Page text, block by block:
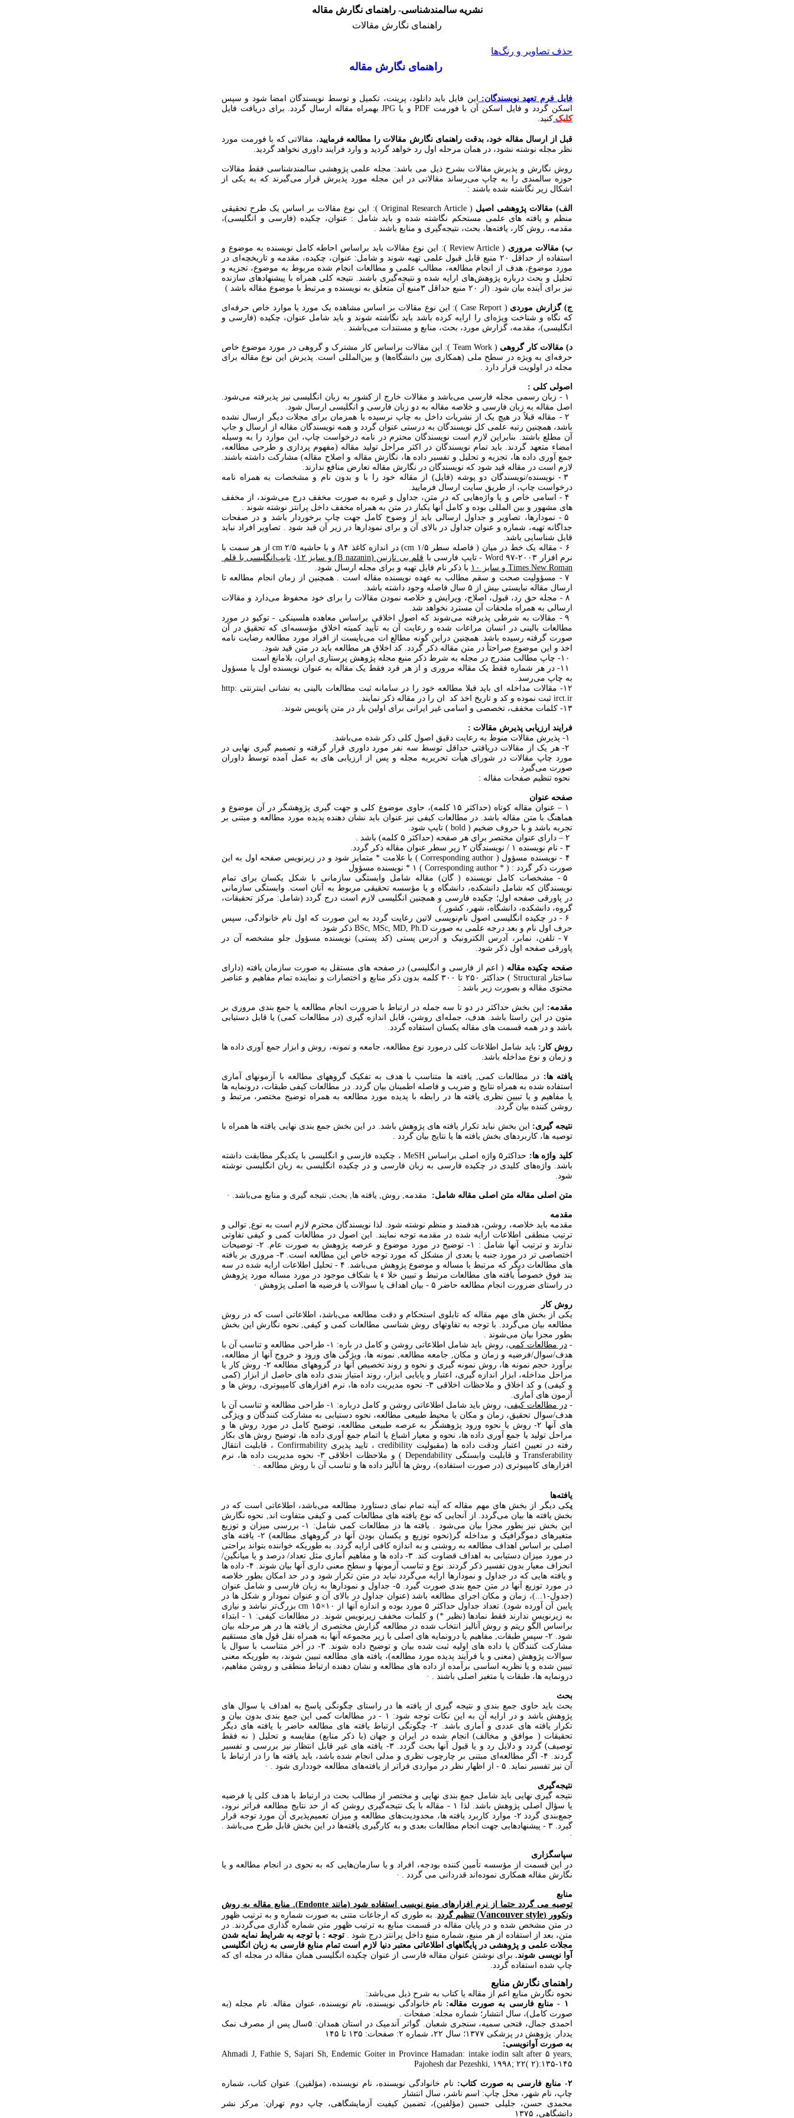
نشریه سالمندشناسی- راهنمای نگارش مقاله
راهنمای نگارش مقالات
حذف تصاویر و رنگ‌ها
راهنمای نگارش مقاله
فایل فرم تعهد نویسندگان:
این فایل باید دانلود، پرینت، تکمیل و توسط نویسندگان امضا شود و سپس
اسکن گردد و فایل اسکن آن با فورمت PDF و یا JPG بهمراه مقاله ارسال گردد. برای دریافت فایل
کلیک کنید.
قبل از ارسال مقاله خود، بدقت راهنمای نگارش مقالات را مطالعه فرمایید، مقالاتی که با فورمت مورد
نظر مجله نوشته نشود، در همان مرحله اول رد خواهد گردید و وارد فرایند داوری نخواهد گردید.
روش نگارش و پذیرش مقالات بشرح ذیل می باشد: مجله علمی پژوهشی سالمندشناسی فقط مقالات
حوزه سالمندی را به چاپ می‌رساند مقالاتی در این مجله مورد پذیرش قرار می‌گیرند که به یکی از
اشکال زیر نگاشته شده باشند :
الف) مقالات پژوهشی اصیل
( Original Research Article ): این نوع مقالات بر اساس یک طرح تحقیقی
منظم و یافته های علمی مستحکم نگاشته شده و باید شامل : عنوان، چکیده (فارسی و انگلیسی)،
مقدمه، روش کار، یافته‌ها، بحث، نتیجه‌گیری و منابع باشند .
ب) مقالات مروری
( Review Article ): این نوع مقالات باید براساس احاطه کامل نویسنده به موضوع و
استفاده از حداقل ۲۰ منبع قابل قبول علمی تهیه شوند و شامل: عنوان، چکیده، مقدمه و تاریخچه‌ای در
مورد موضوع، هدف از انجام مطالعه، مطالب علمی و مطالعات انجام شده مربوط به موضوع، تجزیه و
تحلیل و بحث درباره پژوهش‌های ارایه شده و نتیجه‌گیری باشند. نتیجه کلی همراه با پیشنهادهای سازنده
نیز برای آینده بیان شود. (از ۲۰ منبع حداقل ۳منبع آن متعلق به نویسنده و مرتبط با موضوع مقاله باشد )
ج) گزارش موردی
( Case Report ): این نوع مقالات بر اساس مشاهده یک مورد یا موارد خاص حرفه‌ای
که نگاه و شناخت ویژه‌ای را ارایه کرده باشد باید نگاشته شوند و باید شامل عنوان، چکیده (فارسی و
انگلیسی)، مقدمه، گزارش مورد، بحث، منابع و مستندات می‌باشند .
د) مقالات کار گروهی
( Team Work ): این مقالات براساس کار مشترک و گروهی در مورد موضوع خاص
حرفه‌ای به ویژه در سطح ملی (همکاری بین دانشگاه‌ها) و بین‌المللی است. پذیرش این نوع مقاله برای
مجله در اولویت قرار دارد .
اصولی کلی :
۱ - زبان رسمی مجله فارسی می‌باشد و مقالات خارج از کشور به زبان انگلیسی نیز پذیرفته می‌شود.
اصل مقاله به زبان فارسی و خلاصه مقاله به دو زبان فارسی و انگلیسی ارسال شود.
۲ - مقاله قبلاً در هیچ یک از نشریات داخل به چاپ نرسیده یا همزمان برای مجلات دیگر ارسال نشده
باشد، همچنین رتبه علمی کل نویسندگان به درستی عنوان گردد و همه نویسندگان مقاله از ارسال و جاپ
آن مطلع باشند. بنابراین لازم است نویسندگان محترم در نامه درخواست چاپ، این موارد را به وسیله
امضاء متعهد گردند. باید تمام نویسندگان در اکثر مراحل تولید مقاله (مفهوم پردازی و طرحی مطالعه،
جمع آوری داده ها، تجزیه و تحلیل و تفسیر داده ها، نگارش مقاله و اصلاح مقاله) مشارکت داشته باشند.
لازم است در مقاله قید شود که نویسندگان در نگارش مقاله تعارض منافع ندارند.
۳ - نویسنده/نویسندگان دو پوشه (فایل) از مقاله خود را با و بدون نام و مشخصات به همراه نامه
درخواست چاپ، از طریق سایت ارسال فرمایید.
۴ - اسامی خاص و یا واژه‌هایی که در متن، جداول و غیره به صورت مخفف درج می‌شوند، از مخفف
های مشهور و بین المللی بوده و کامل آنها یکبار در متن به همراه مخفف داخل پرانتز نوشته شوند .
۵ - نمودارها، تصاویر و جداول ارسالی باید از وضوح کامل جهت چاپ برخوردار باشد و در صفحات
جداگانه تهیه، شماره و عنوان جداول در بالای آن و برای نمودارها در زیر آن قید شود . تصاویر افراد نباید
قابل شناسایی باشد.
۶ - مقاله یک خط در میان ( فاصله سطر cm ۱/۵) در اندازه کاغذ A۴ و با حاشیه cm ۲/۵ از هر سمت با
نرم‌ افزار ۲۰۰۳-۹۷ Word - تایپ فارسی با
قلم بی نازنین (B nazanin) و سایز ۱۲ ، تایپ‌انگلیسی با قلم ‏
Times New Roman و سایز ۱۰
با ذکر نام فایل تهیه و برای مجله ارسال شود.
۷ - مسؤولیت صحت و سقم مطالب به عهده نویسنده مقاله است . همچنین از زمان انجام مطالعه تا
ارسال مقاله نبایستی بیش از ۵ سال فاصله وجود داشته باشد.
۸ - مجله حق رد، قبول، اصلاح، ویرایش و خلاصه نمودن مقالات را برای خود محفوظ می‌دارد و مقالات
ارسالی به همراه ملحقات آن مسترد نخواهد شد.
۹ - مقالات به شرطی پذیرفته می‌شوند که اصول اخلاقی براساس معاهده هلسینکی - توکیو در مورد
مطالعات بالینی در انسان مراعات شده و رعایت آن به تأیید کمیته اخلاق مؤسسه‌ای که تحقیق در آن
صورت گرفته رسیده باشد. همچنین دراین گونه مطالع ات می‌بایست از افراد مورد مطالعه رضایت نامه
اخذ و این موضوع صراحتأ در متن مقاله ذکر گردد. کد اخلاق هر مطالعه باید در متن قید شود.
۱۱- در هر شماره فقط یک مقاله مروری و از هر فرد فقط یک مقاله به عنوان نویسنده اول یا مسؤول
به چاپ می‌رسد.
۱۲- مقالات مداخله ای باید قبلا مطالعه خود را در سامانه ثبت مطالعات بالینی به نشانی اینترنتی http:
irct.ir ثبت نموده و کد و تاریخ اخذ کد ان را در مقاله ذکر نمایند.
۱۳- کلمات مخفف، تخصصی و اسامی غیر ایرانی برای اولین بار در متن پانویس شوند.
فرایند ارزیابی پذیرش مقالات :
۲- هر یک از مقالات دریافتی حداقل توسط سه نفر مورد داوری قرار گرفته و تصمیم گیری نهایی در
مورد چاپ مقالات در شورای هیأت تحریریه مجله و پس از ارزیابی های به عمل آمده توسط داوران
صورت می‌گیرد.
نحوه تنظیم صفحات مقاله :
صفحه عنوان
۱ – عنوان مقاله کوتاه (حداکثر ۱۵ کلمه)، حاوی موضوع کلی و جهت گیری پژوهشگر در آن موضوع و
هماهنگ با متن مقاله باشد. در مطالعات کیفی نیز عنوان باید نشان دهنده پدیده مورد مطالعه و مبتنی بر
تجربه باشد و با حروف ضخیم ( bold ) تایپ شود.
۴ - نویسنده مسؤول ( Corresponding author ) با علامت * متمایز شود و در زیرنویس صفحه اول به این
صورت ذکر گردد : ( * Corresponding author ) ۱ * نویسنده مسؤول
۵ - مشخصات کامل نویسنده ( گان) مقاله شامل وابستگی سازمانی با شکل یکسان برای تمام
نویسندگان که شامل دانشکده، دانشگاه و یا مؤسسه تحقیقی مربوط به آنان است. وابستگی سازمانی
در پاورقی صفحه اول؛ چکیده فارسی و همچنین انگلیسی لازم است درج گردد (شامل: مرکز تحقیقات،
گروه، دانشکده، دانشگاه، شهر، کشور.)
۶ - در چکیده انگلیسی اصول نام‌نویسی لاتین رعایت گردد به این صورت که اول نام خانوادگی، سپس
حرف اول نام و بعد درجه علمی به صورت BSc, MSc, MD, Ph.D ذکر شود.
۷ - تلفن، نمابر، آدرس الکترونیک و آدرس پستی (کد پستی) نویسنده مسؤول جلو مشخصه آن در
پاورقی صفحه اول ذکر شود.
صفحه چکیده مقاله ( اعم از فارسی و انگلیسی) در صفحه های مستقل به صورت سازمان یافته (دارای
ساختار Structural ) حداکثر ۲۵۰ تا ۳۰۰ کلمه بدون ذکر منابع و اختصارات و نماینده تمام مفاهیم و عناصر
محتوی مقاله و بصورت زیر باشد :
مقدمه: این بخش حداکثر در دو تا سه جمله در ارتباط با ضرورت انجام مطالعه یا جمع بندی مروری بر
متون در این راستا باشد. هدف، جمله‌ای روشن، قابل اندازه گیری (در مطالعات کمی) یا قابل دستیابی
باشد و در همه قسمت های مقاله یکسان استفاده گردد.
روش کار: باید شامل اطلاعات کلی درمورد نوع مطالعه، جامعه و نمونه، روش و ابزار جمع آوری داده ها
و زمان و نوع مداخله باشد.
یافته ها: در مطالعات کمی, یافته ها متناسب با هدف به تفکیک گروههای مطالعه با آزمونهای آماری
استفاده شده به همراه نتایج و ضریب و فاصله اطمینان بیان گردد. در مطالعات کیفی طبقات، درونمایه ها
یا مفاهیم و یا تبیین نظری یافته ها در رابطه با پدیده مورد مطالعه به همراه توضیح مختصر، مرتبط و
روشن کننده بیان گردد.
نتیجه گیری: این بخش نباید تکرار یافته های پژوهش باشد. در این بخش جمع بندی نهایی یافته ها همراه با
توصیه ها، کاربردهای بخش یافته ها یا نتایج بیان گردد .
کلید واژه ها:
حداکثر۵ واژه اصلی براساس MeSH ، چکیده فارسی و انگلیسی با یکدیگر مطابقت داشته
باشد. واژه‌های کلیدی در چکیده فارسی به زبان فارسی و در چکیده انگلیسی به زبان انگلیسی نوشته
شود.
متن اصلی مقاله متن اصلی مقاله شامل: مقدمه, روش, یافته ها, بحث, نتیجه گیری و منابع می‌باشد. ·
مقدمه
مقدمه باید خلاصه، روشن، هدفمند و منظم نوشته شود. لذا نویسندگان محترم لازم است به نوع, توالی و
ترتیب منطقی اطلاعات ارایه شده در مقدمه توجه نمایند. این اصول در مطالعات کمی و کیفی تفاوتی
ندارند و ترتیب آنها شامل : ۱- توضیح در مورد موضوع و عرصه پژوهش به صورت عام. ۲- توضیحات
اختصاصی تر در مورد جنبه یا بعدی از مشکل که مورد توجه خاص این مطالعه است. ۳- مروری بر یافته
های مطالعات دیگر که مرتبط با مساله و موضوع پژوهش می‌باشد. ۴ - تحلیل اطلاعات ارایه شده در سه
بند فوق خصوصاٌ یافته های مطالعات مرتبط و تبیین خلا ء یا شکاف موجود در مورد مساله مورد پژوهش
در راستای ضرورت انجام مطالعه حاضر ۵ - بیان اهداف یا سوالات یا فرضیه ها اصلی پژوهش ·
روش کار
یکی از بخش های مهم مقاله که تابلوی استحکام و دقت مطالعه می‌باشد، اطلاعاتی است که در روش
مطالعه بیان می‌گردد. با توجه به تفاوتهای روش شناسی مطالعات کمی و کیفی, نحوه نگارش این بخش
بطور مجزا بیان می‌شوند .
-در مطالعات کمی
، روش باید شامل اطلاعاتی روشن و کامل در باره: ۱- طراحی مطالعه و تناسب آن با
هدف/سوال/فرضیه و زمان و مکان, جامعه مطالعه, نمونه ها، ویژگی های ورود و خروج آنها از مطالعه،
برآورد حجم نمونه ها، روش نمونه گیری و نحوه و روند تخصیص آنها در گروههای مطالعه ۲- روش کار یا
مراحل مداخله، ابزار اندازه گیری، اعتبار و پایایی ابزار، روند امتیاز بندی داده های حاصل از ابزار (کمی
و کیفی) و کد اخلاق و ملاحظات اخلاقی ۳- نحوه مدیریت داده ها، نرم افزارهای کامپیوتری، روش ها و
آزمون های آماری.
-در مطالعات کیفی
، روش باید شامل اطلاعاتی روشن و کامل درباره: ۱- طراحی مطالعه و تناسب آن با
هدف/سوال تحقیق، زمان و مکان یا محیط طبیعی مطالعه، نحوه دستیابی به مشارکت کنندگان و ویژگی
های آنها ۲- روش یا نحوه ورود پژوهشگر به عرصه طبیعی مطالعه، توضیح کامل در مورد روش ها و
مراحل تولید یا جمع آوری داده ها، نحوه و معیار اشباع یا اتمام جمع آوری داده ها، توضیح روش های بکار
رفته در تعیین اعتبار ودقت داده ها (مقبولیت credibility ، تایید پذیری Confirmability ، قابلیت انتقال
Transferability و قابلیت وابستگی Dependability ) و ملاحظات اخلاقی ۳- نحوه مدیریت داده ها، نرم
افزارهای کامپیوتری (در صورت استفاده)، روش ها آنالیز داده ها و تناسب آن با روش مطالعه . ·
یافته‌ها
یکی دیگر از بخش های مهم مقاله که آینه تمام نمای دستاورد مطالعه می‌باشد، اطلاعاتی است که در
بخش یافته ها بیان می‌گردد. از آنجایی که نوع یافته های مطالعات کمی و کیفی متفاوت اند, نحوه نگارش
این بخش نیز بطور مجزا بیان می‌شود . یافته ها در مطالعات کمی شامل: ۱- بررسی میزان و توزیع
متغیرهای دموگرافیک و مداخله گر(نحوه توزیع و یکسان بودن آنها در گروههای مطالعه) ۲- یافته های
اصلی بر اساس اهداف مطالعه به روشنی و به اندازه کافی ارایه گردد. به طوریکه خواننده بتواند براحتی
در مورد میزان دستیابی به اهداف قضاوت کند. ۳- داده ها و مفاهیم آماری مثل تعداد/ درصد و یا میانگین/
انحراف معیار بدون تفسیر ذکر گردند. نوع و تناسب آزمونها و سطح معنی داری آنها بیان شوند. ۴- داده ها
و یافته هایی که در جداول و نمودارها ارایه می‌گردد نباید در متن تکرار شود و در حد امکان بطور خلاصه
در مورد توزیع آنها در متن جمع بندی صورت گیرد. ۵- جداول و نمودارها به زبان فارسی و شامل عنوان
(جدول-۱...)، زمان و مکان اجرای مطالعه باشد (عنوان جداول در بالای آن و عنوان نمودار و شکل ها در
پایین آن آورده شود). تعداد جداول حداکثر ۵ مورد بوده و اندازه آنها از cm ۱۵×۱۰ بزرگ‌تر نباشد و نیازی
به زیرنویس ندارند فقط نمادها (نظیر *) و کلمات مخفف زیرنویس شوند. در مطالعات کیفی: ۱ - ابتداء
براساس الگو ریتم و روش آنالیز انتخاب شده در مطالعه گزارش مختصری از یافته ها در هر مرحله بیان
شود. ۲- سپس طبقات, مفاهیم یا درونمایه های اصلی با زیر مجموعه آنها به همراه نقل قول های مستقیم
مشارکت کنندگان یا داده های اولیه ثبت شده بیان و توضیح داده شوند. ۳- در آخر متناسب با سوال یا
سوالات پژوهش (معنی و یا فرآیند پدیده مورد مطالعه)، یافته های مطالعه تبیین شوند، به طوریکه معنی
تبیین شده و یا نظریه اساسی برآمده از داده های مطالعه و نشان دهنده ارتباط منطقی و روشن مفاهیم،
درونمایه ها، طبقات یا متغیر اصلی باشند . ·
بحث
بحث باید حاوی جمع بندی و نتیجه گیری از یافته ها در راستای چگونگی پاسخ به اهداف یا سوال های
پژوهش باشد و در ارایه آن به این نکات توجه شود: ۱ - در مطالعات کمی این جمع بندی بدون بیان و
تکرار یافته های عددی و آماری باشد. ۲- چگونگی ارتباط یافته های مطالعه حاضر با یافته های دیگر
تحقیقات ( موافق و مخالف) انجام شده در ایران و جهان (با ذکر منابع) مقایسه و تحلیل ( نه فقط
توصیف) گردد و دلایل رد و یا قبول آنها بحث گردد. ۳- یافته های غیر قابل انتظار نیز بررسی و تفسیر
گردند. ۴- اگر مطالعه‌ای مبتنی بر چارچوب نظری و مدلی انجام شده باشد، باید یافته ها را در ارتباط با
آن نیز تفسیر نماید. ۵ - از اظهار نظر در مواردی فراتر از یافته‌های مطالعه خودداری شود . ·
نتیجه‌گیری
نتیجه گیری نهایی باید شامل جمع بندی نهایی و مختصر از مطالب بحث در ارتباط با هدف کلی یا فرضیه
یا سؤال اصلی پژوهش باشد. لذا ۱ - مقاله با یک نتیجه‌گیری روشن که از حد نتایج مطالعه فراتر نرود،
جمع‌بندی گردد ۲- موارد کاربرد یافته ها، محدودیت‌های مطالعه و میزان تعمیم‌پذیری آن مورد توجه قرار
گیرد. ۳ - پیشنهادهایی جهت انجام مطالعات بعدی و به کارگیری یافته‌ها در این بخش قابل طرح می‌باشد .
·
سپاسگزاری
در این قسمت از مؤسسه تأمین کننده بودجه، افراد و یا سازمان‌هایی که به نحوی در انجام مطالعه و یا
نگارش مقاله همکاری نموده‌اند قدردانی می گردد . ·
منابع
توصیه می گردد حتما از نرم افزارهای منبع نویسی استفاده شود (مانند Endonte). منابع مقاله به روش
ونکوور (Vancouver style
) تنظیم گردد. به طوری که ارجاعات متنی به صورت شماره و به ترتیب ظهور
در متن مشخص شده و در پایان مقاله در قسمت منابع به ترتیب ظهور متن شماره گذاری می‌گردند. در
متن، بعد از استفاده از هر منبع، شماره منبع داخل پرانتز درج شود .توجه : با توجه به شرایط نمایه شدن
مجلات علمی و پژوهشی در پایگاههای اطلاعاتی معتبر دنیا لازم است تمام منابع فارسی به زبان انگلیسی
آوا نویسی شوند.برای نوشتن عنوان مقاله فارسی از عنوان چکیده انگلیسی همان مقاله در مجله ای که
چاپ شده استفاده گردد.
راهنمای نگارش منابع
نحوه نگارش منابع اعم از مقاله یا کتاب به شرح ذیل می‌باشد:
نام خانوادگی نویسنده، نام نویسنده، عنوان مقاله. نام مجله (به
صورت کامل)، سال انتشار؛ شماره مجله: صفحات .
احمدی جمال، فتحی سمیه، سنجری شعبان. گواتر آندمیک در استان همدان: ۵سال پس از مصرف نمک
یددار. پژوهش در پزشکی ۱۳۷۷؛ سال ۲۲، شماره ۲: صفحات: ۱۳۵ تا ۱۴۵
به صورت آوانویسی:
Ahmadi J, Fathie S, Sajari Sh, Endemic Goiter in Province Hamadan: intake iodin salt after ۵ years,
Pajohesh dar Pezeshki, ۱۹۹۸; ۲۲( ۲):۱۳۵-۱۴۵
۲- منابع فارسی به صورت کتاب:
نام خانوادگی نویسنده، نام نویسنده، (مؤلفین). عنوان کتاب، شماره
چاپ، نام شهر، محل چاپ: اسم ناشر، سال انتشار
محمدی حسن، جلیلی حسین (مؤلفین)، تضمین کیفیت آزمایشگاهی، چاپ دوم تهران: مرکز نشر
دانشگاهی، ۱۳۷۵